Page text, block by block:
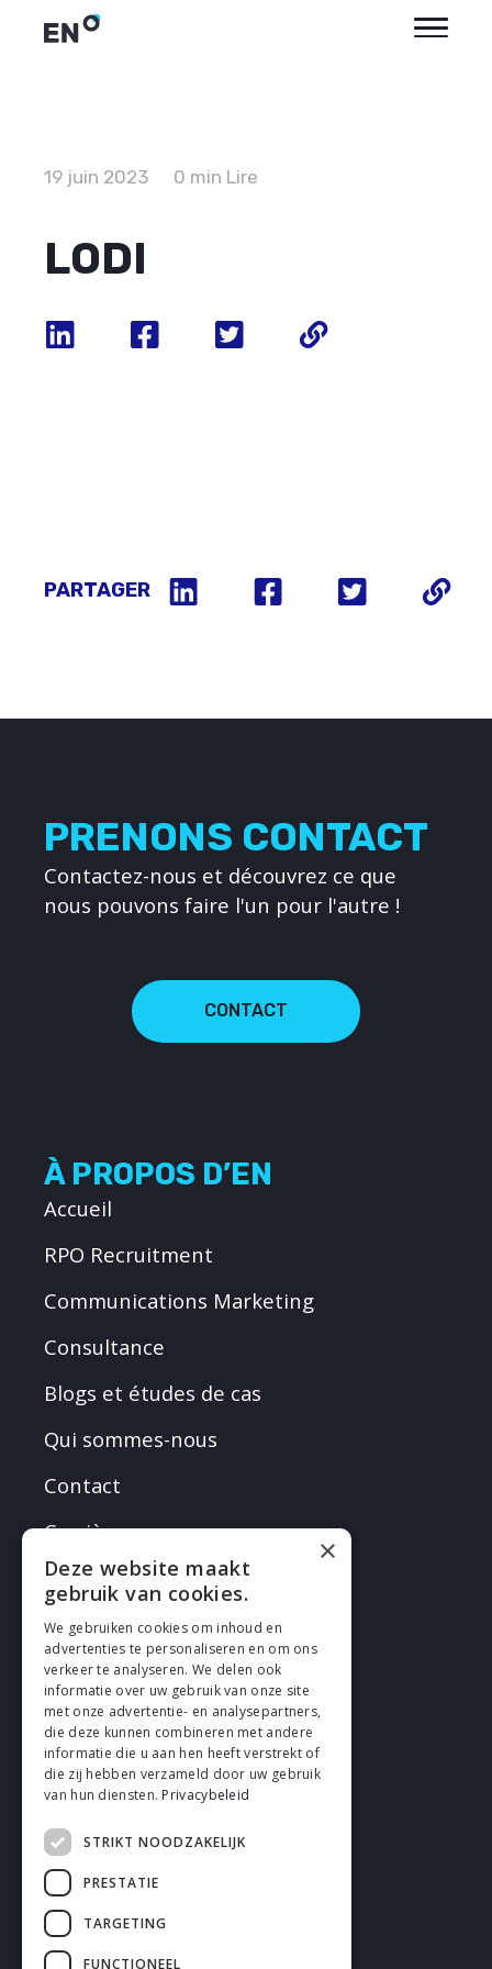
19 juin 2023 0 min Lire
LODI
PARTAGER
PRENONS CONTACT
Contactez-nous et découvrez ce que
nous pouvons faire l'un pour l'autre !
CONTACT
À PROPOS D’EN
Accueil
RPO Recruitment
Communications Marketing
Consultance
Blogs et études de cas
Qui sommes-nous
Contact
Carrières
SUIVEZ EN
Cookies
Confidentialité
Déclaration de non-responsabilité
×
Deze website maakt
gebruik van cookies.
We gebruiken cookies om inhoud en
advertenties te personaliseren en om ons
verkeer te analyseren. We delen ook
informatie over uw gebruik van onze site
met onze advertentie- en analysepartners,
die deze kunnen combineren met andere
informatie die u aan hen heeft verstrekt of
die zij hebben verzameld door uw gebruik
van hun diensten. Privacybeleid
STRIKT NOODZAKELIJK
PRESTATIE
TARGETING
FUNCTIONEEL